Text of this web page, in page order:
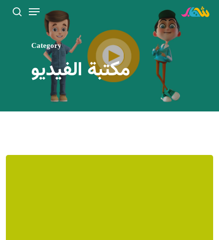
Hit enter to search or ESC to close
Category
مكتبة الفيديو